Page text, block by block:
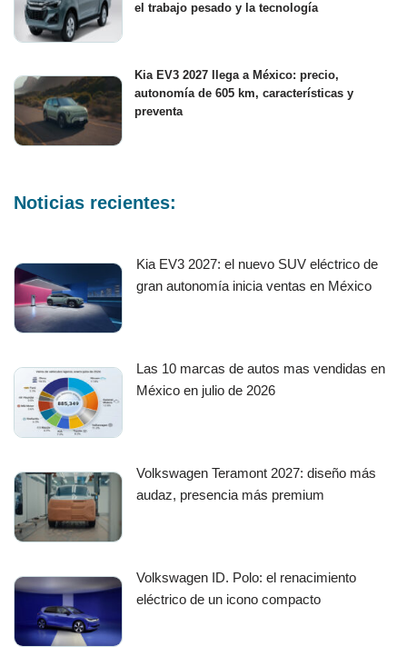
el trabajo pesado y la tecnología
Kia EV3 2027 llega a México: precio,
autonomía de 605 km, características y
preventa
Noticias recientes:
Kia EV3 2027: el nuevo SUV eléctrico de
gran autonomía inicia ventas en México
Las 10 marcas de autos mas vendidas en
México en julio de 2026
Volkswagen Teramont 2027: diseño más
audaz, presencia más premium
Volkswagen ID. Polo: el renacimiento
eléctrico de un icono compacto